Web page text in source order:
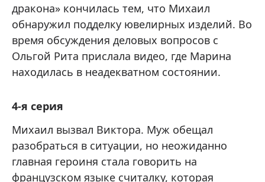
дракона» кончилась тем, что Михаил
обнаружил подделку ювелирных изделий. Во
время обсуждения деловых вопросов с
Ольгой Рита прислала видео, где Марина
находилась в неадекватном состоянии.
4-я серия
Михаил вызвал Виктора. Муж обещал
разобраться в ситуации, но неожиданно
главная героиня стала говорить на
французском языке считалку, которая